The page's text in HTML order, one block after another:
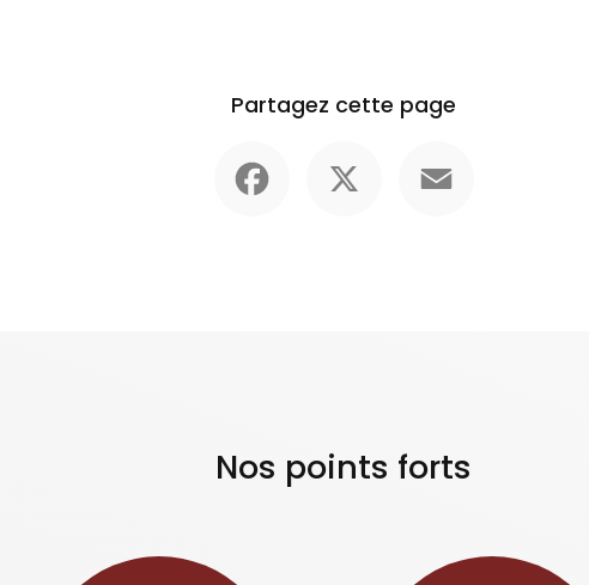
Partagez cette page
Nos points forts